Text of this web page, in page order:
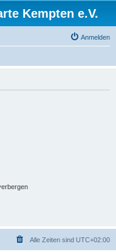
Kempten e.V.
Anmelden
Alle Zeiten sind UTC+02:00